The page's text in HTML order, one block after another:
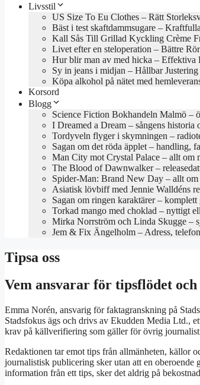
Livsstil
US Size To Eu Clothes – Rätt
Bäst i test skaftdammsugare –
Kall Sås Till Grillad Kyckling Crème
Livet efter en steloperation – Bättre
Hur blir man av med hicka – Effektiva
Sy in jeans i midjan – Hållbar Justering
Köpa alkohol på nätet med
Korsord
Blogg
Science Fiction Bokhandeln Malmö –
I Dreamed a Dream – sångens historia
Tordyveln flyger i skymningen –
Sagan om det röda äpplet – handling,
Man City mot Crystal Palace – allt om
The Blood of Dawnwalker –
Spider-Man: Brand New Day – allt
Asiatisk lövbiff med Jennie Walldéns
Sagan om ringen karaktärer –
Torkad mango med choklad – nyttigt
Mirka Norrström och Linda Skugge –
Jem & Fix Ängelholm – Adress,
Tipsa oss
Vem ansvarar för tipsflödet
Emma Norén, ansvarig för faktagranskning på
Stadsfokus ägs och drivs av Ekudden Media Ltd.,
krav på källverifiering som gäller för övrig
Redaktionen tar emot tips från allmänheten, källor
journalistisk publicering sker utan att en
information från ett tips, sker det aldrig på